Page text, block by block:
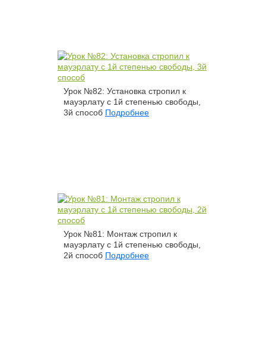
Урок №82: Установка стропил к
мауэрлату с 1й степенью свободы,
3й способ Подробнее
Урок №81: Монтаж стропил к
мауэрлату с 1й степенью свободы,
2й способ Подробнее